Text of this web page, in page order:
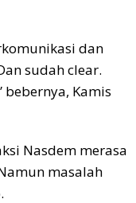
dan
sudah clear.
Kamis
Nasdem merasa
masalah